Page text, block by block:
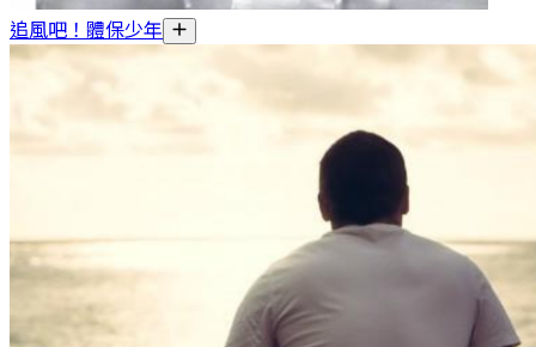
追風吧！體保少年